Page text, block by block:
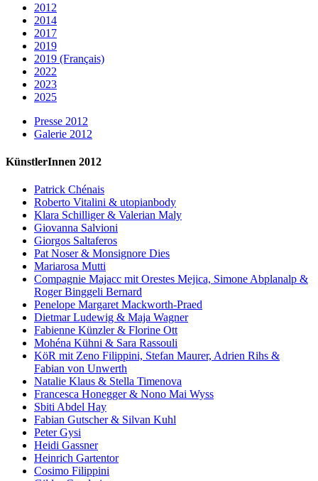
2012
2014
2017
2019
2019 (Français)
2022
2023
2025
Presse 2012
Galerie 2012
KünstlerInnen 2012
Patrick Chénais
Roberto Vitalini & utopianbody
Klara Schilliger & Valerian Maly
Giovanna Salvioni
Giorgos Saltaferos
Pat Noser & Monsignore Dies
Mariarosa Mutti
Compagnie Majacc mit Orestes Mejica, Simone Abplanalp &
Roger Binggeli Bernard
Penelope Margaret Mackworth-Praed
Dietmar Ludewig & Maja Wagner
Fabienne Künzler & Florine Ott
Mohéna Kühni & Sara Rassouli
KöR mit Zeno Filippini, Stefan Maurer, Adrien Rihs &
Fabian von Unwerth
Natalie Klaus & Stella Timenova
Francesca Honegger & Nono Mai Wyss
Sbiti Abdel Hay
Fabian Gutscher & Silvan Kuhl
Peter Gysi
Heidi Gassner
Heinrich Gartentor
Cosimo Filippini